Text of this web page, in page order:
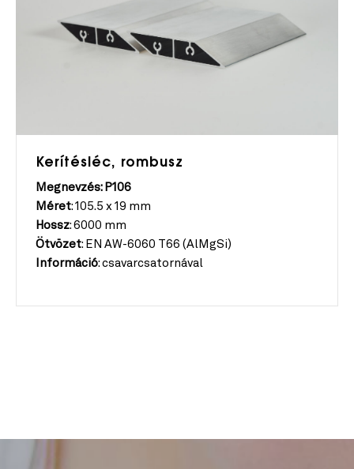
Kerítésléc, rombusz
Megnevzés: P106
Méret: 105.5 x 19 mm
Hossz: 6000 mm
Ötvözet: EN AW-6060 T66 (AlMgSi)
Információ: csavarcsatornával